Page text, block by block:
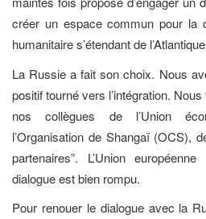
créer un espace commun pour la
humanitaire s’étendant de
La Russie a fait son choix. Nous
positif tourné vers l’intégration.
nos collègues de l’Union
l’Organisation de Shangaï (OCS),
partenaires”. L’Union
dialogue est bien rompu.
Pour renouer le dialogue avec la